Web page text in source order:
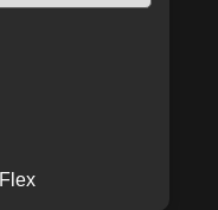
Flex